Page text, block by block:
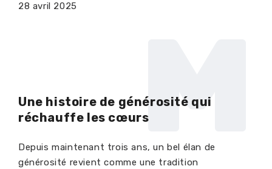
28 avril 2025
M
Une histoire de générosité qui
réchauffe les cœurs
Depuis maintenant trois ans, un bel élan de
générosité revient comme une tradition